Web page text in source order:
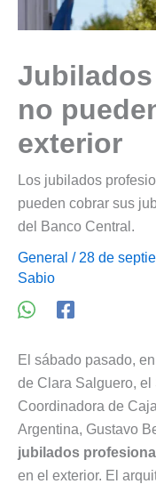
no
exterior
Los jubilados
pueden cobrar sus
del Banco Central.
General / 28 de
Sabio
El sábado pasado,
de Clara Salguero, el
Coordinadora de
Argentina, Gustavo
jubilados
en el exterior. El